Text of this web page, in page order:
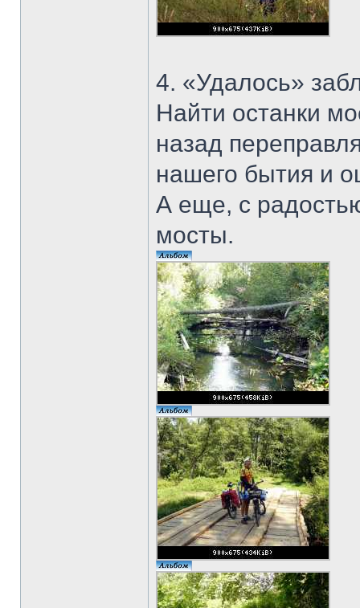
4. «Удалось»
Найти останки
назад
нашего бытия и
А еще, с
мосты.